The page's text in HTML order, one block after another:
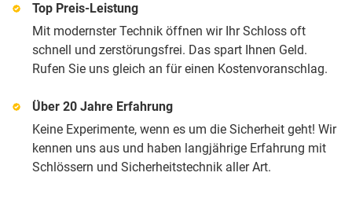
Top Preis-Leistung
Mit modernster Technik öffnen wir Ihr Schloss oft
schnell und zerstörungsfrei. Das spart Ihnen Geld.
Rufen Sie uns gleich an für einen Kostenvoranschlag.
Über 20 Jahre Erfahrung
Keine Experimente, wenn es um die Sicherheit geht! Wir
kennen uns aus und haben langjährige Erfahrung mit
Schlössern und Sicherheitstechnik aller Art.